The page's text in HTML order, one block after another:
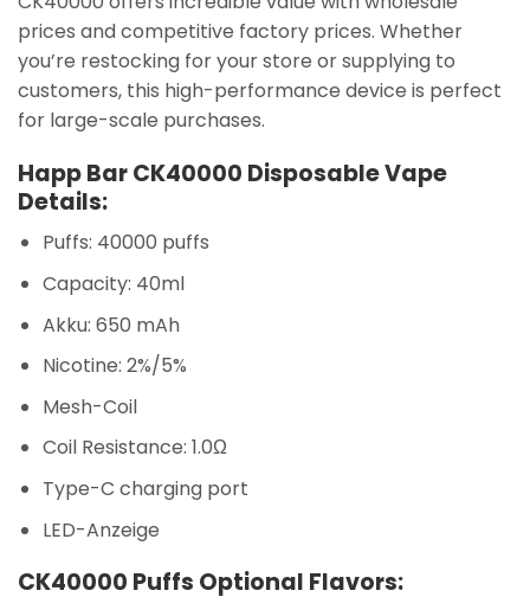
prices and competitive factory prices. Whether
you’re restocking for your store or supplying to
customers, this high-performance device is perfect
for large-scale purchases.
Happ Bar CK40000 Disposable Vape
Details:
Puffs: 40000 puffs
Capacity: 40ml
Akku: 650 mAh
Nicotine: 2%/5%
Mesh-Coil
Coil Resistance: 1.0Ω
Type-C charging port
LED-Anzeige
CK40000 Puffs Optional Flavors: